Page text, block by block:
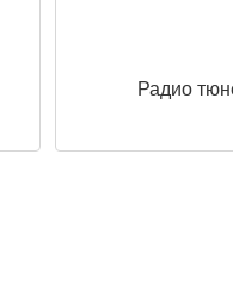
Радио